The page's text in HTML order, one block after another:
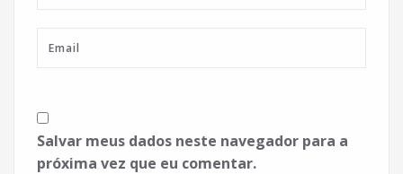
Salvar meus dados neste navegador para a
próxima vez que eu comentar.